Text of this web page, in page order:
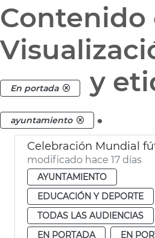
Contenido
En portada y
ayuntamiento .
modificado hace 17 días
AYUNTAMIENTO
EDUCACIÓN Y DEPORTE
TODAS LAS AUDIENCIAS
EN PORTADA
EN